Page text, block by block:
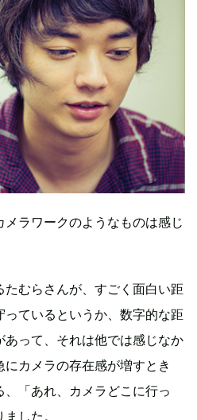
ラワークのようなものは感じ
たむらさんが、すごく面白い距
ているというか、数字的な距
って、それは他では感じなか
カメラの存在感が増すとき
「あれ、カメラどこに行っ
した。